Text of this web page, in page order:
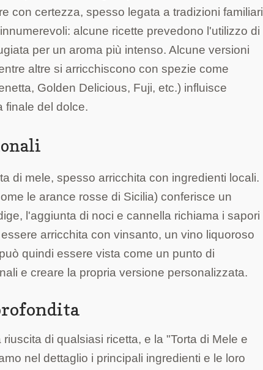
con certezza, spesso legata a tradizioni familiari
alcune ricette prevedono l'utilizzo di
per un aroma più intenso. Alcune versioni
altre si arricchiscono con spezie come
Golden Delicious, Fuji, etc.) influisce
finale del dolce.
di mele, spesso arricchita con ingredienti locali.
le arance rosse di Sicilia) conferisce un
l'aggiunta di noci e cannella richiama i sapori
arricchita con vinsanto, un vino liquoroso
quindi essere vista come un punto di
e creare la propria versione personalizzata.
di qualsiasi ricetta, e la "Torta di Mele e
nel dettaglio i principali ingredienti e le loro